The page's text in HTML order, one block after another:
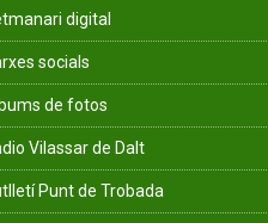
digital
socials
de fotos
Vilassar de Dalt
Punt de Trobada